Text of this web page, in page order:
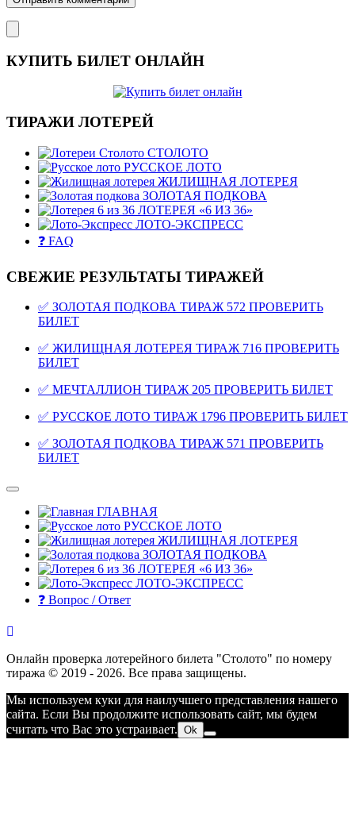
КУПИТЬ БИЛЕТ ОНЛАЙН
ТИРАЖИ ЛОТЕРЕЙ
СТОЛОТО
РУССКОЕ ЛОТО
ЖИЛИЩНАЯ ЛОТЕРЕЯ
ЗОЛОТАЯ ПОДКОВА
ЛОТЕРЕЯ «6 ИЗ 36»
ЛОТО-ЭКСПРЕСС
❓ FAQ
СВЕЖИЕ РЕЗУЛЬТАТЫ ТИРАЖЕЙ
✅ ЗОЛОТАЯ ПОДКОВА ТИРАЖ 572 ПРОВЕРИТЬ
БИЛЕТ
✅ ЖИЛИЩНАЯ ЛОТЕРЕЯ ТИРАЖ 716 ПРОВЕРИТЬ
БИЛЕТ
✅ МЕЧТАЛЛИОН ТИРАЖ 205 ПРОВЕРИТЬ БИЛЕТ
✅ РУССКОЕ ЛОТО ТИРАЖ 1796 ПРОВЕРИТЬ БИЛЕТ
✅ ЗОЛОТАЯ ПОДКОВА ТИРАЖ 571 ПРОВЕРИТЬ
БИЛЕТ
ГЛАВНАЯ
РУССКОЕ ЛОТО
ЖИЛИЩНАЯ ЛОТЕРЕЯ
ЗОЛОТАЯ ПОДКОВА
ЛОТЕРЕЯ «6 ИЗ 36»
ЛОТО-ЭКСПРЕСС
❓ Вопрос / Ответ
Онлайн проверка лотерейного билета "Столото" по номеру
тиража © 2019 - 2026. Все права защищены.
Мы используем куки для наилучшего представления нашего
сайта. Если Вы продолжите использовать сайт, мы будем
считать что Вас это устраивает. Ok